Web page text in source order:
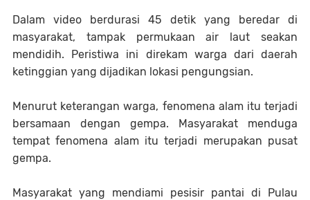
Dalam video berdurasi 45 detik yang beredar di
masyarakat, tampak permukaan air laut seakan
mendidih. Peristiwa ini direkam warga dari daerah
ketinggian yang dijadikan lokasi pengungsian.
Menurut keterangan warga, fenomena alam itu terjadi
bersamaan dengan gempa. Masyarakat menduga
tempat fenomena alam itu terjadi merupakan pusat
gempa.
Masyarakat yang mendiami pesisir pantai di Pulau